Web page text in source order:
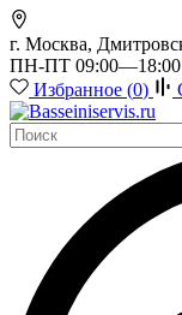
г. Москва,
ПН-ПТ 09:00—18:00
Избранное (0)